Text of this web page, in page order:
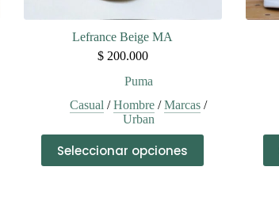
Lefrance Beige MA
$200.000
Puma
Casual /Hombre /Marcas /
Urban
Seleccionar opciones
producto
tiene